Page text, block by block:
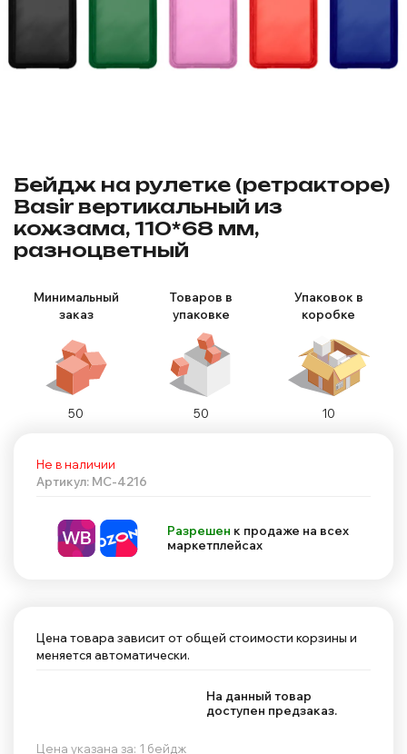
Не в наличии
Артикул: MC-4216
Разрешен к продаже на всех
маркетплейсах
Цена товара зависит от общей стоимости корзины и
меняется автоматически.
На данный товар
доступен предзаказ.
Цена указана за: 1 бейдж
Бейдж на рулетке (ретракторе)
Basir вертикальный из
кожзама, 110*68 мм,
разноцветный
Минимальный
заказ
Товаров в
упаковке
Упаковок в
коробке
50 50 10